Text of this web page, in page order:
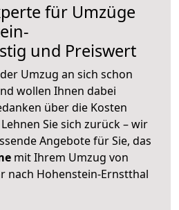
für Umzüge
und Preiswert
Umzug an sich schon
wollen Ihnen dabei
über die Kosten
Sie sich zurück – wir
Angebote für Sie, das
mit Ihrem Umzug von
nach Hohenstein-Ernstthal